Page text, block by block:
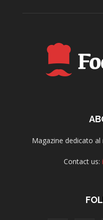
Magazine dedicato
Contact us: